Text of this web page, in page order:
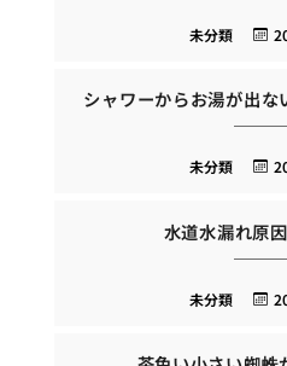
未分類
シャワーからお湯が出な
未分類
水道水漏れ原
未分類